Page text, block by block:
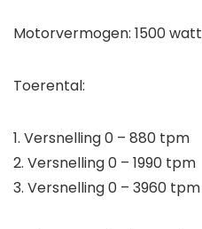
Motorvermogen: 1500 watt
Toerental:
1. Versnelling 0 – 880 tpm
2. Versnelling 0 – 1990 tpm
3. Versnelling 0 – 3960 tpm